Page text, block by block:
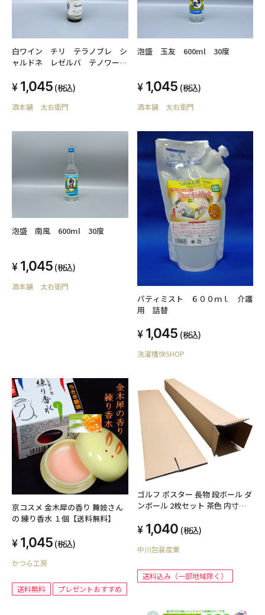
白ワイン チリ テラノブレ シ
ャルドネ レゼルバ テノワー
1,045 (税込)
酒本舗 太右衛門
泡盛 玉友 600ml 30度
1,045 (税込)
酒本舗 太右衛門
泡盛 南風 600ml 30度
1,045 (税込)
酒本舗 太右衛門
パティミスト ６００ｍｌ 介護
用 詰替
1,045 (税込)
洗濯槽快SHOP
京コスメ 金木犀の香り 舞妓さん
の 練り香水 １個【送料無料】
1,045 (税込)
かつら工房
送料無料 プレゼントおすすめ
ゴルフ ポスター 長物 段ボール ダ
ンボール 2枚セット 茶色 内寸約
厚さ5mm 日本製 ゴルフクラブ
ポスター 長物 収納 梱包
1,040 (税込)
中川包装産業
送料込み（一部地域除く）